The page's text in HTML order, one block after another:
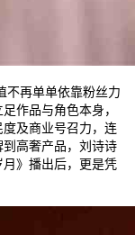
不再单单依靠粉丝力
作品与角色本身，
及商业号召力，连
高奢产品，刘诗诗
》播出后，更是凭